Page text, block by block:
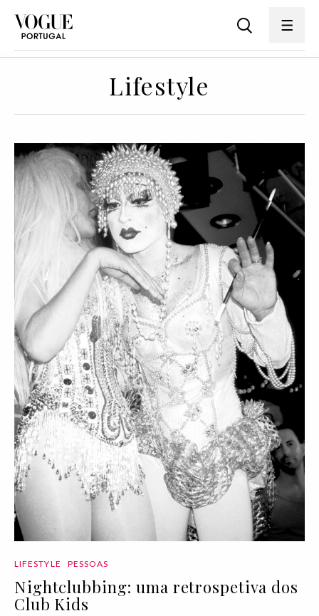
Lifestyle
LIFESTYLE PESSOAS
Nightclubbing: uma retrospetiva dos
Club Kids